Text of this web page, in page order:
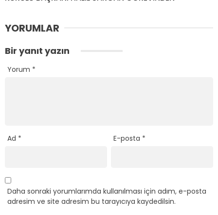
YORUMLAR
Bir yanıt yazın
Yorum *
Ad * E-posta *
Daha sonraki yorumlarımda kullanılması için adım, e-posta
adresim ve site adresim bu tarayıcıya kaydedilsin.